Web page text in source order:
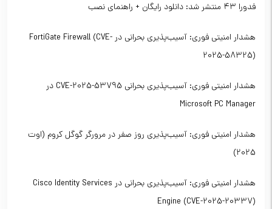
فدورا ۴۳ منتشر شد: دانلود رایگان + راهنمای نصب
هشدار امنیتی فوری: آسیب‌پذیری بحرانی در FortiGate Firewall (CVE-
2025-58325)
هشدار امنیتی فوری: آسیب‌پذیری بحرانی CVE-2025-53795 در
Microsoft PC Manager
هشدار امنیتی فوری: آسیب‌پذیری روز صفر در مرورگر گوگل کروم (اوت
2025)
هشدار امنیتی فوری: آسیب‌پذیری بحرانی در Cisco Identity Services
Engine (CVE-2025-20337)